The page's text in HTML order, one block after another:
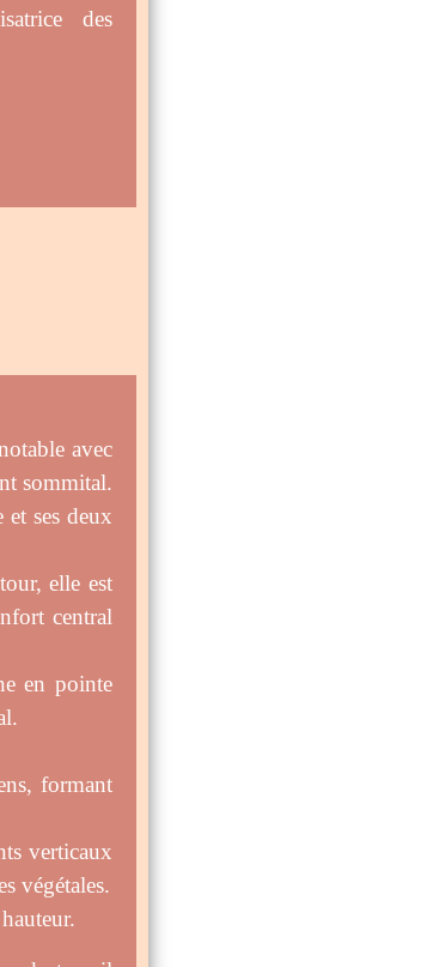
des
avec
sommital.
et ses deux
elle est
central
en pointe
formant
verticaux
végétales.